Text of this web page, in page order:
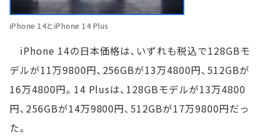
iPhone 14とiPhone 14 Plus
iPhone 14の日本価格は、いずれも税込で128GBモ
デルが11万9800円、256GBが13万4800円、512GBが
16万4800円。14 Plusは、128GBモデルが13万4800
円、256GBが14万9800円、512GBが17万9800円だっ
た。